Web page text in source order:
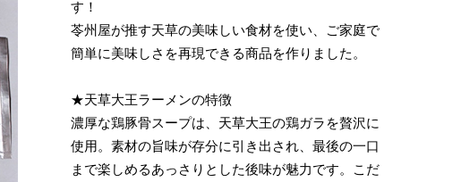
す！
苓州屋が推す天草の美味しい食材を使い、ご家庭で
簡単に美味しさを再現できる商品を作りました。
★天草大王ラーメンの特徴
濃厚な鶏豚骨スープは、天草大王の鶏ガラを贅沢に
使用。素材の旨味が存分に引き出され、最後の一口
まで楽しめるあっさりとした後味が魅力です。こだ